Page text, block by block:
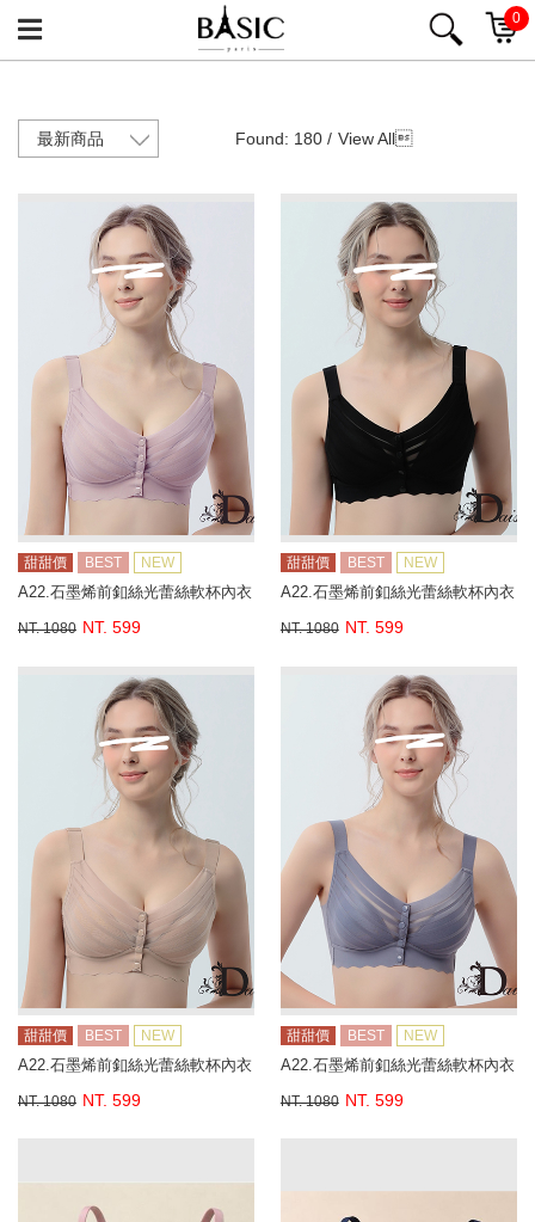
0
Found: 180 / View All
甜甜價 BEST NEW
A22.石墨烯前釦絲光蕾絲軟杯內衣
NT. 1080 NT. 599
甜甜價 BEST NEW
A22.石墨烯前釦絲光蕾絲軟杯內衣
NT. 1080 NT. 599
甜甜價 BEST NEW
A22.石墨烯前釦絲光蕾絲軟杯內衣
NT. 1080 NT. 599
甜甜價 BEST NEW
A22.石墨烯前釦絲光蕾絲軟杯內衣
NT. 1080 NT. 599